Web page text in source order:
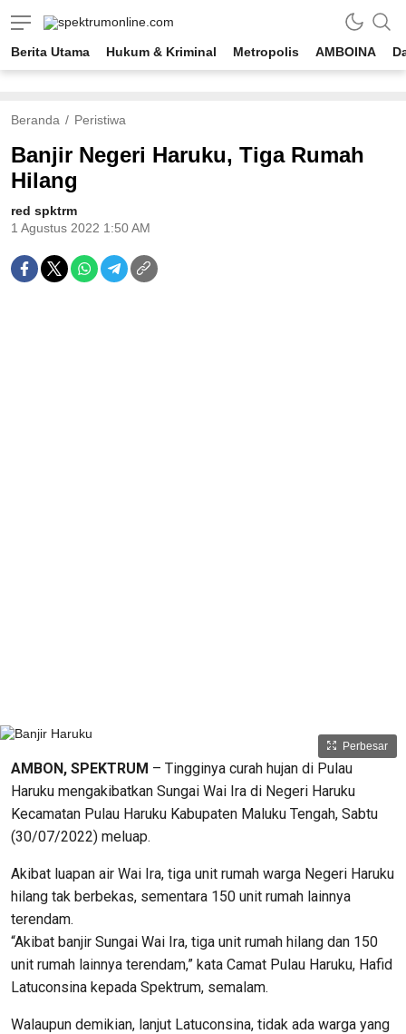
spektrumonline.com
Berita Utama Hukum & Kriminal Metropolis AMBOINA
Beranda Peristiwa
Banjir Negeri Haruku, Tiga Rumah
Hilang
red spktrm
1 Agustus 2022 1:50 AM
Perbesar
AMBON, SPEKTRUM – Tingginya curah hujan di Pulau
Haruku mengakibatkan Sungai Wai Ira di Negeri Haruku
Kecamatan Pulau Haruku Kabupaten Maluku Tengah, Sabtu
(30/07/2022) meluap.
Akibat luapan air Wai Ira, tiga unit rumah warga Negeri Haruku
hilang tak berbekas, sementara 150 unit rumah lainnya
terendam.
“Akibat banjir Sungai Wai Ira, tiga unit rumah hilang dan 150
unit rumah lainnya terendam,” kata Camat Pulau Haruku, Hafid
Latuconsina kepada Spektrum, semalam.
Walaupun demikian, lanjut Latuconsina, tidak ada warga yang